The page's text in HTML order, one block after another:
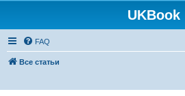
UKBook
FAQ
Все статьи